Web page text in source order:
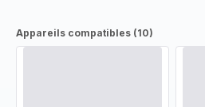
Appareils compatibles (10)